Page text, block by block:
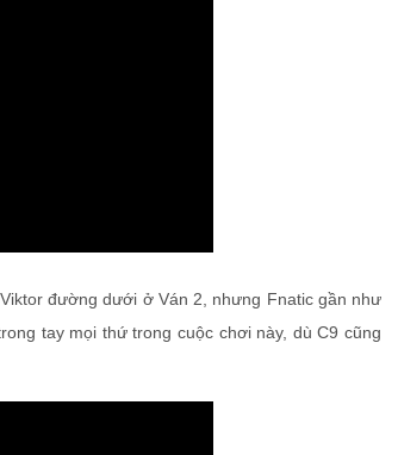
đường dưới ở Ván 2, nhưng Fnatic gần như
tay mọi thứ trong cuộc chơi này, dù C9 cũng